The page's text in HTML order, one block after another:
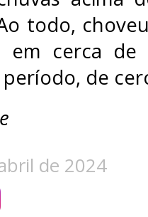
todo,
em cerca
de
de 2024